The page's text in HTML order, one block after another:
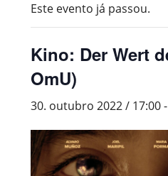
Este evento já passou.
Kino: Der Wert
OmU)
30. outubro 2022 / 17:00-